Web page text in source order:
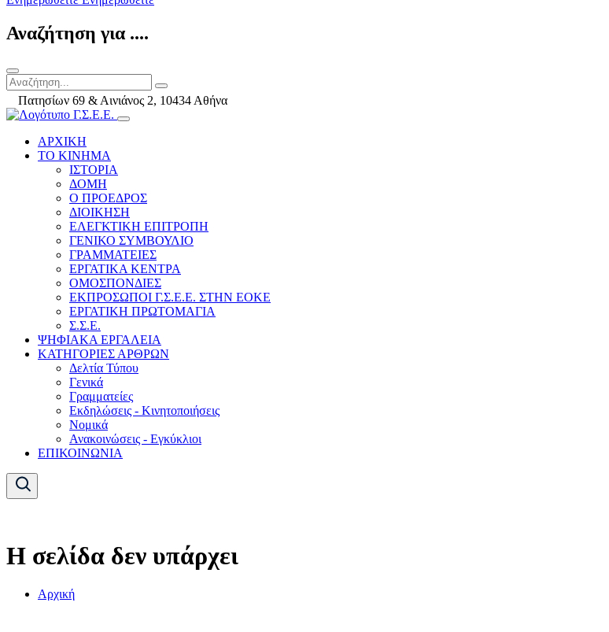
Αναζήτηση για ....
Πατησίων 69 & Αινιάνος 2, 10434 Αθήνα
ΑΡΧΙΚΗ
ΤΟ ΚΙΝΗΜΑ
ΙΣΤΟΡΙΑ
ΔΟΜΗ
Ο ΠΡΟΕΔΡΟΣ
ΔΙΟΙΚΗΣΗ
ΕΛΕΓΚΤΙΚΗ ΕΠΙΤΡΟΠΗ
ΓΕΝΙΚΟ ΣΥΜΒΟΥΛΙΟ
ΓΡΑΜΜΑΤΕΙΕΣ
ΕΡΓΑΤΙΚΑ ΚΕΝΤΡΑ
ΟΜΟΣΠΟΝΔΙΕΣ
ΕΚΠΡΟΣΩΠΟΙ Γ.Σ.Ε.Ε. ΣΤΗΝ ΕΟΚΕ
ΕΡΓΑΤΙΚΗ ΠΡΩΤΟΜΑΓΙΑ
Σ.Σ.Ε.
ΨΗΦΙΑΚΑ ΕΡΓΑΛΕΙΑ
ΚΑΤΗΓΟΡΙΕΣ ΑΡΘΡΩΝ
Δελτία Τύπου
Γενικά
Γραμματείες
Εκδηλώσεις - Κινητοποιήσεις
Νομικά
Ανακοινώσεις - Εγκύκλιοι
ΕΠΙΚΟΙΝΩΝΙΑ
Η σελίδα δεν υπάρχει
Αρχική